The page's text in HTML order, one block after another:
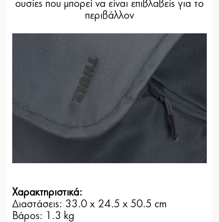
ουσίες που μπορεί να είναι επιβλαβείς για το
περιβάλλον
Χαρακτηριστικά:
Διαστάσεις: 33.0 x 24.5 x 50.5 cm
Βάρος: 1.3 kg